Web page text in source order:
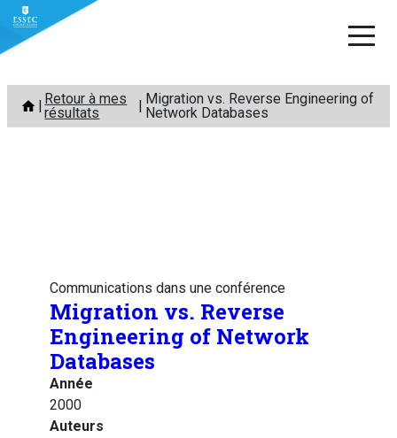
Aller
contenu
Retour à mes
résultats
Migration vs. Reverse Engineering of
Network Databases
Communications dans une conférence
Migration vs. Reverse
Engineering of Network
Databases
Année
2000
Auteurs